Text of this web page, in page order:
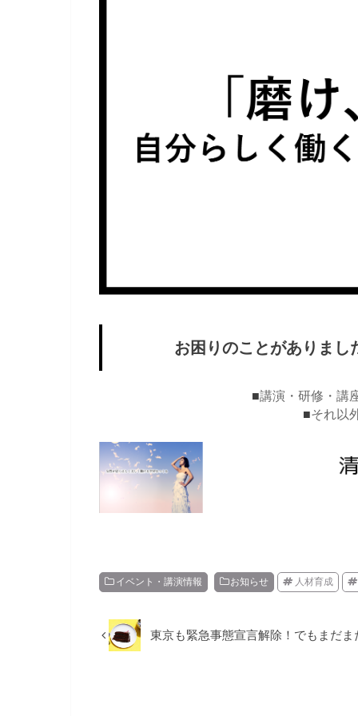
お困りのことがありまし
■講演・研修・講
■それ以
イベント・講演情報 お知らせ 人材育成
東京も緊急事態宣言解除！でもまだま